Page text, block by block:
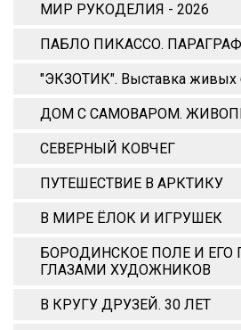
МИР РУКОДЕЛИЯ - 2026
ПАБЛО ПИКАССО.
"ЭКЗОТИК". Выставка живых
ДОМ С САМОВАРОМ.
СЕВЕРНЫЙ КОВЧЕГ
ПУТЕШЕСТВИЕ В АРКТИКУ
В МИРЕ ЁЛОК И ИГРУШЕК
БОРОДИНСКОЕ ПОЛЕ И ЕГО
ГЛАЗАМИ ХУДОЖНИКОВ
В КРУГУ ДРУЗЕЙ. 30 ЛЕТ